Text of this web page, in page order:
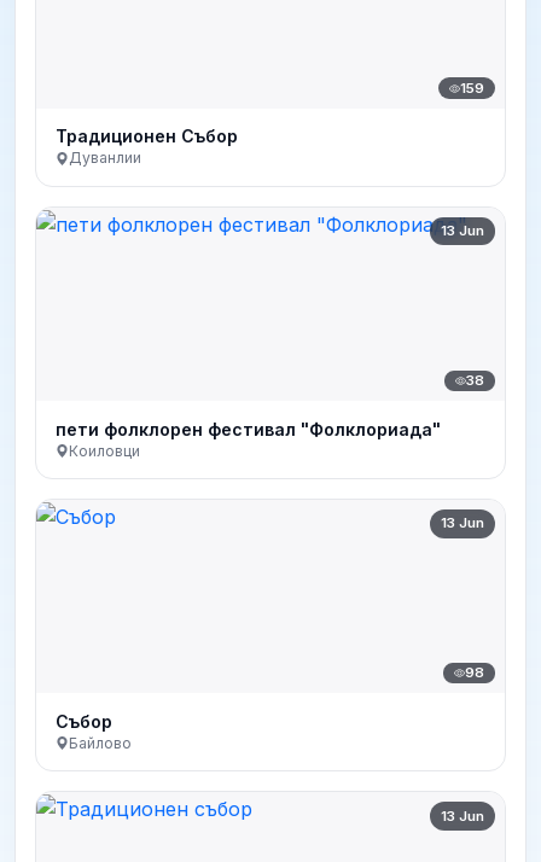
159
Традиционен Събор
Дуванлии
13 Jun
38
пети фолклорен фестивал "Фолклориада"
Коиловци
13 Jun
98
Събор
Байлово
13 Jun